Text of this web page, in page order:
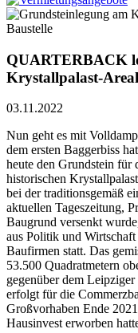
QUARTERBACK
Krystallpalast-
03.11.2022
Nun geht es mit
dem ersten Baggerbiss
heute den Grundstein für
historischen
bei der traditionsgemäß
aktuellen Tageszeitung,
Baugrund versenkt
aus Politik und
Baufirmen statt. Das
53.500 Quadratmetern
gegenüber dem
erfolgt für die
Großvorhaben Ende
Hausinvest erworben